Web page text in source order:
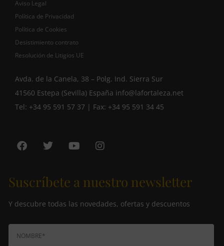
Aviso Legal
Política de Privacidad
Política de Cookies
Desistimiento contrato
Resolución de Litigios UE
Avda. de la Canela, 38 – Polg. Ind. Sierra Sur
41560 Estepa (Sevilla) España info@lafortaleza.net
Tel: +34 95 591 57 37 | Fax: +34 95 591 34 45
Suscríbete a nuestro newsletter
Y descubre todas las novedades, ofertas y descuentos